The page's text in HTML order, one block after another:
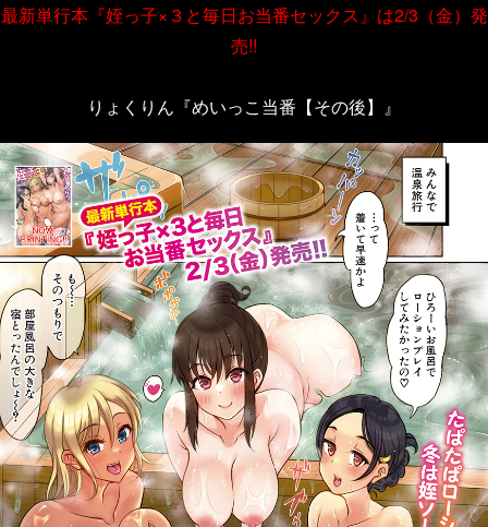
最新単行本『姪っ子×３と毎日お当番セックス』は2/3（金）発
売!!
りょくりん『めいっこ当番【その後】』